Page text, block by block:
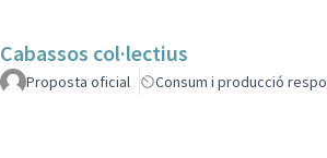
Cabassos col·lectius
Proposta oficial Consum i producció